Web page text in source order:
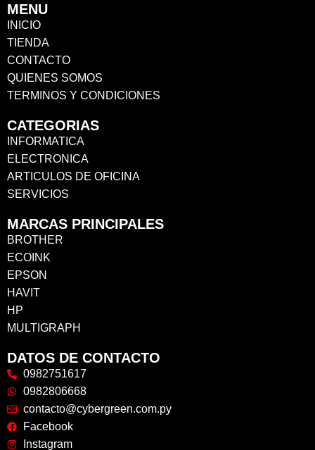
MENU
INICIO
TIENDA
CONTACTO
QUIENES SOMOS
TERMINOS Y CONDICIONES
CATEGORIAS
INFORMATICA
ELECTRONICA
ARTICULOS DE OFICINA
SERVICIOS
MARCAS PRINCIPALES
BROTHER
ECOINK
EPSON
HAVIT
HP
MULTIGRAPH
DATOS DE CONTACTO
0982751617
0982806668
contacto@cybergreen.com.py
Facebook
Instagram